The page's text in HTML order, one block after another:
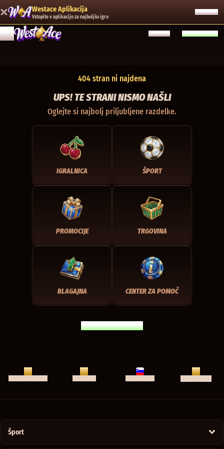
Westace Aplikacija
Vstopite v aplikacijo za najboljšo igro
ODPRITE
PRIJAVA REGISTRACIJA
404 stran ni najdena
UPS! TE STRANI NISMO NAŠLI
Oglejte si najbolj priljubljene razdelke.
IGRALNICA ŠPORT
PROMOCIJE TRGOVINA
BLAGAJNA CENTER ZA POMOČ
DOMAČA STRAN
Šport